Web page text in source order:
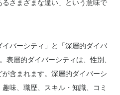
さまざまな違い」という意味で
バーシティ」と「深層的ダイバ
表層的ダイバーシティは、性別、
含まれます。深層的ダイバーシ
味、職歴、スキル・知識、コミ